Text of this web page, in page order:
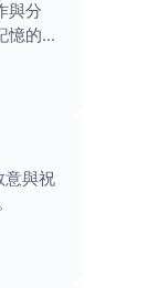
與分
憶的長
意與祝